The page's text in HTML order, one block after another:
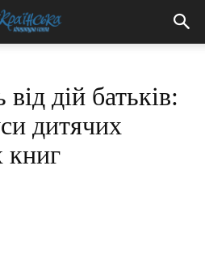
дій батьків:
дитячих
книг